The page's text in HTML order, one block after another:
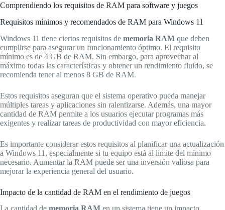
Comprendiendo los requisitos de RAM para software y juegos
Requisitos mínimos y recomendados de RAM para Windows 11
Windows 11 tiene ciertos requisitos de memoria RAM que deben
cumplirse para asegurar un funcionamiento óptimo. El requisito
mínimo es de 4 GB de RAM. Sin embargo, para aprovechar al
máximo todas las características y obtener un rendimiento fluido, se
recomienda tener al menos 8 GB de RAM.
Estos requisitos aseguran que el sistema operativo pueda manejar
múltiples tareas y aplicaciones sin ralentizarse. Además, una mayor
cantidad de RAM permite a los usuarios ejecutar programas más
exigentes y realizar tareas de productividad con mayor eficiencia.
Es importante considerar estos requisitos al planificar una actualización
a Windows 11, especialmente si tu equipo está al límite del mínimo
necesario. Aumentar la RAM puede ser una inversión valiosa para
mejorar la experiencia general del usuario.
Impacto de la cantidad de RAM en el rendimiento de juegos